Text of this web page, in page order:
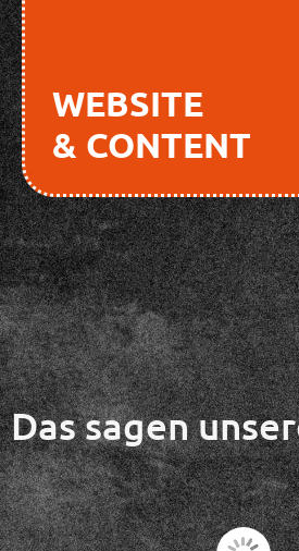
WEBSITE
& CONTENT
Das sagen